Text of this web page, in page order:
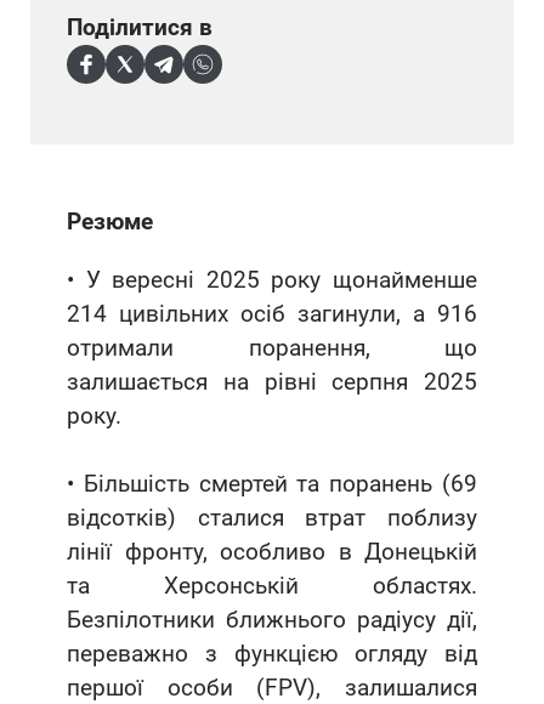
Резюме
• У вересні 2025 року щонайменше
214 цивільних осіб загинули, а 916
отримали поранення, що
залишається на рівні серпня 2025
року.
• Більшість смертей та поранень (69
відсотків) сталися втрат поблизу
лінії фронту, особливо в Донецькій
та Херсонській областях.
Безпілотники ближнього радіусу дії,
переважно з функцією огляду від
першої особи (FPV), залишалися
Поділитися в